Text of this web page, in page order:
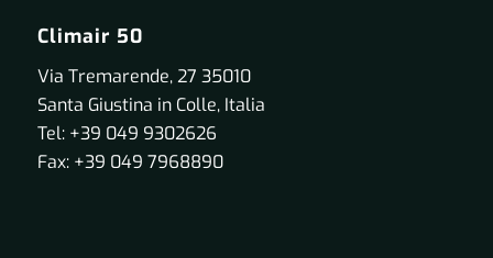
Climair 50
Via Tremarende, 27 35010
Santa Giustina in Colle, Italia
Tel: +39 049 9302626
Fax: +39 049 7968890